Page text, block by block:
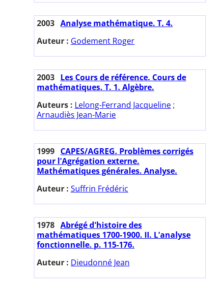
2003 Analyse mathématique. T. 4.
Auteur : Godement Roger
2003 Les Cours de référence. Cours de
mathématiques. T. 1. Algèbre.
Auteurs : Lelong-Ferrand Jacqueline ;
Arnaudiès Jean-Marie
1999 CAPES/AGREG. Problèmes corrigés
pour l'Agrégation externe.
Mathématiques générales. Analyse.
Auteur : Suffrin Frédéric
1978 Abrégé d'histoire des
mathématiques 1700-1900. II. L'analyse
fonctionnelle. p. 115-176.
Auteur : Dieudonné Jean